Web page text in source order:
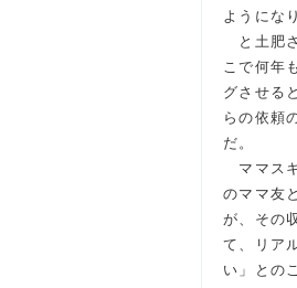
ようにな
と土肥
こで何年
グさせる
らの依頼
だ。
ママス
のママ友
が、その
て、リア
い」との